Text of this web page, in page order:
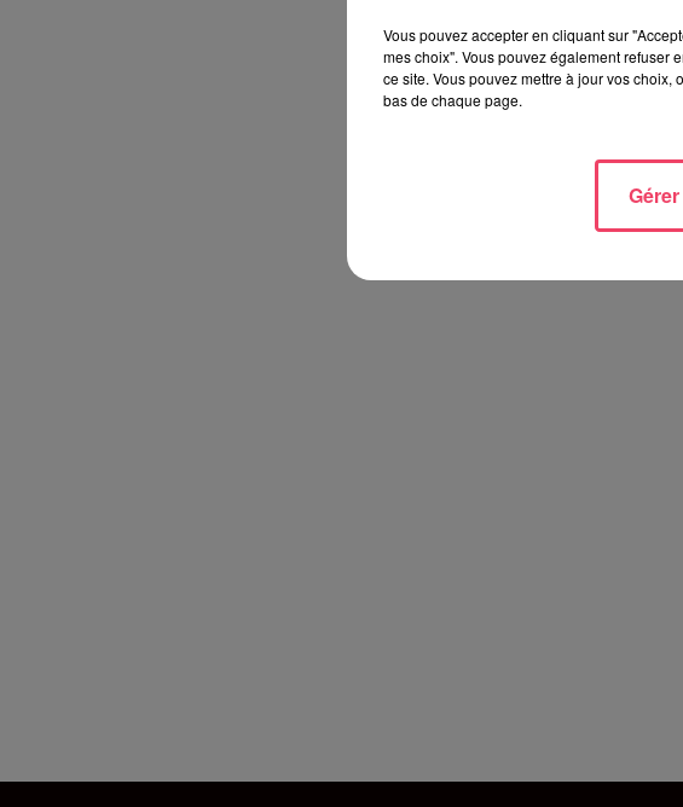
Vous pouvez accepter en cliquant sur
mes choix". Vous pouvez également refuser
ce site. Vous pouvez mettre à jour vos
bas de chaque page.